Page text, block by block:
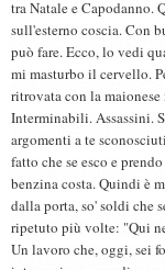
tra Natale e Capodanno.
sull'esterno coscia. Con
può fare. Ecco, lo vedi
mi masturbo il cervello.
ritrovata con la
Interminabili. Assassini.
argomenti a te
fatto che se esco e
benzina costa. Quindi è
dalla porta, so' soldi che
ripetuto più volte: "Qui
Un lavoro che, oggi, sei